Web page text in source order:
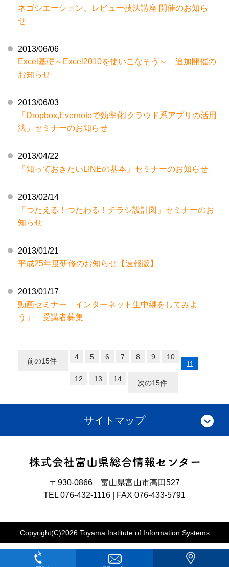
ネゴシエーション、レビュー技法講座 開催のお知ら
せ
2013/06/06
Excel基礎～Excel2010を使いこなそう～ 追加開催の
お知らせ
2013/06/03
「Dropbox,Evernoteで効率化!クラウド系アプリの活用
法」セミナーのお知らせ
2013/04/22
「知っておきたいLINEの基本」セミナーのお知らせ
2013/02/14
「つたえる！つたわる！チラシ設計図」セミナーのお
知らせ
2013/01/21
平成25年度研修のお知らせ【速報版】
2013/01/17
動画セミナー「インターネット生中継をしてみよ
う」 受講者募集
前の15件 4 5 6 7 8 9
10
11
12
13 14 次の15件
サイトマップ
〒930-0866 富山県富山市高田527
TEL 076-432-1116 | FAX 076-433-5791
Copyright(C)2026 Toyama Institute of Information Systems